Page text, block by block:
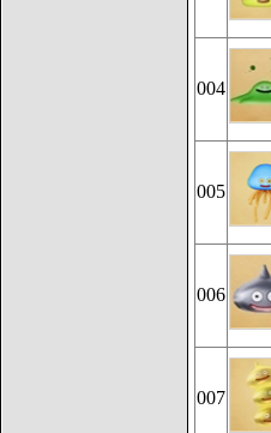
004
005
006
007